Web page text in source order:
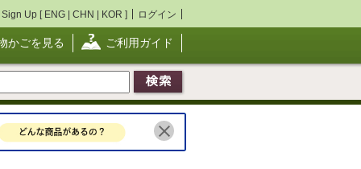
Sign Up [ ENG | CHN | KOR ] ログイン
かごを見る ご利用ガイド